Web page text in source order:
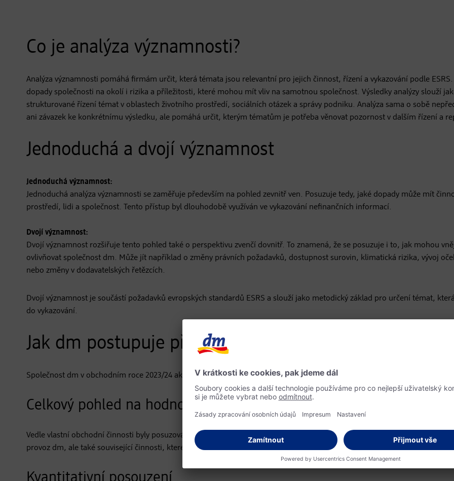
Co je analýza významnosti?
Analýza významnosti pomáhá firmám určit, která témata jsou relevantní pro jejich činnost, řízení a vykazování podle
dopady společnosti na okolí i rizika a příležitosti, které mohou mít vliv na samotnou společnost. Výsledky analýzy slouží
strukturované řízení témat v oblastech životního prostředí, sociálních otázek a správy podniku. Analýza sama o sobě
ani závazek ke konkrétnímu výsledku, ale pomáhá určit, kterým tématům je potřeba věnovat pozornost v dalším řízení a
Jednoduchá a dvojí významnost
Jednoduchá významnost:
Jednoduchá analýza významnosti se zaměřuje především na pohled zevnitř ven. Posuzuje tedy, jaké dopady může mít
prostředí, lidi a společnost. Tento přístup byl dlouhodobě využíván ve vykazování nefinančních informací.
Dvojí významnost:
Dvojí významnost rozšiřuje tento pohled také o perspektivu zvenčí dovnitř. To znamená, že se posuzuje i to, jak mohou
ovlivňovat společnost dm. Může jít například o změny právních požadavků, dostupnost surovin, klimatická rizika, vývoj
nebo změny v dodavatelských řetězcích.
Dvojí významnost je součástí požadavků evropských standardů ESRS a slouží jako metodický základ pro určení témat,
do vykazování.
Jak dm postupuje při dvojí analýze významnosti
Společnost dm v obchodním roce 2023/24 aktualizovala analýzu významnosti v několika krocích.
Celkový pohled na hodnotový řetězec
Vedle vlastní obchodní činnosti byly posuzovány také předcházející a navazující části hodnotového řetězce. Cílem bylo
provoz dm, ale také související činnosti, které mohou být relevantní z hlediska dopadů, rizik nebo příležitostí.
Kvantitativní posouzení